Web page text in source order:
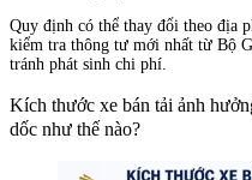
Quy định có thể thay đổi theo địa
kiểm tra thông tư mới nhất từ Bộ
tránh phát sinh chi phí.
Kích thước xe bán tải ảnh
dốc như thế nào?